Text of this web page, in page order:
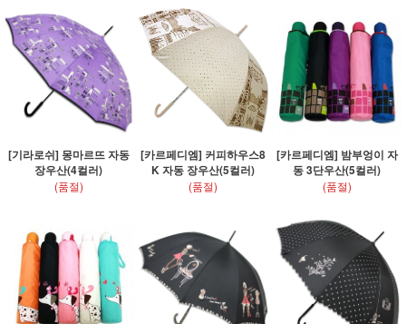
[기라로쉬] 몽마르뜨 자동
장우산(4컬러)
(품절)
[카르페디엠] 커피하우스8
K 자동 장우산(5컬러)
(품절)
[카르페디엠] 밤부엉이 자
동 3단우산(5컬러)
(품절)